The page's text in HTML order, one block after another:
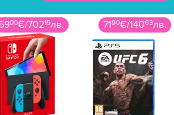
7190€/14063лв. 27999€/54762лв.